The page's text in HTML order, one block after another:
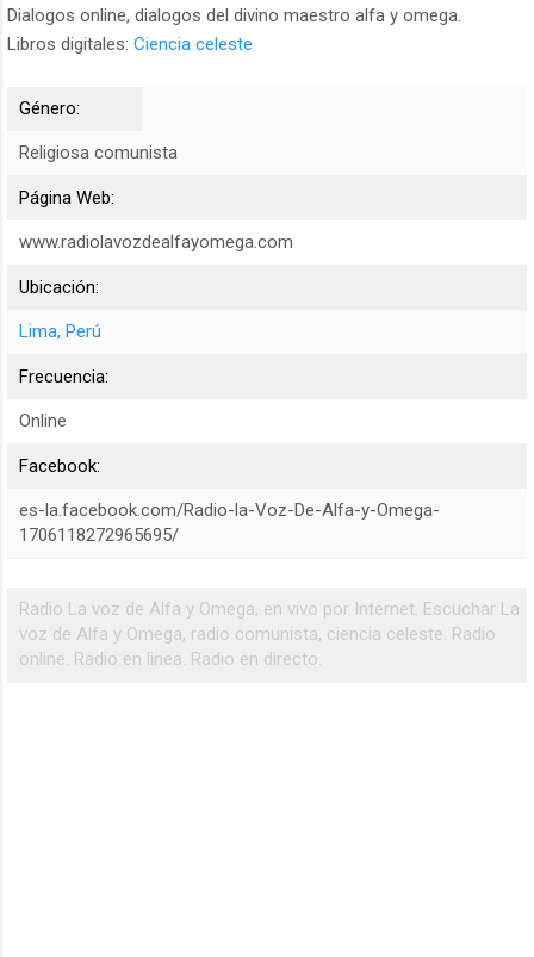
Dialogos online, dialogos del divino maestro alfa y omega.
Libros digitales: Ciencia celeste
Género:
Religiosa comunista
Página Web:
www.radiolavozdealfayomega.com
Ubicación:
Lima, Perú
Frecuencia:
Online
Facebook:
es-la.facebook.com/Radio-la-Voz-De-Alfa-y-Omega-
1706118272965695/
Radio La voz de Alfa y Omega, en vivo por Internet. Escuchar La
voz de Alfa y Omega, radio comunista, ciencia celeste. Radio
online. Radio en linea. Radio en directo.